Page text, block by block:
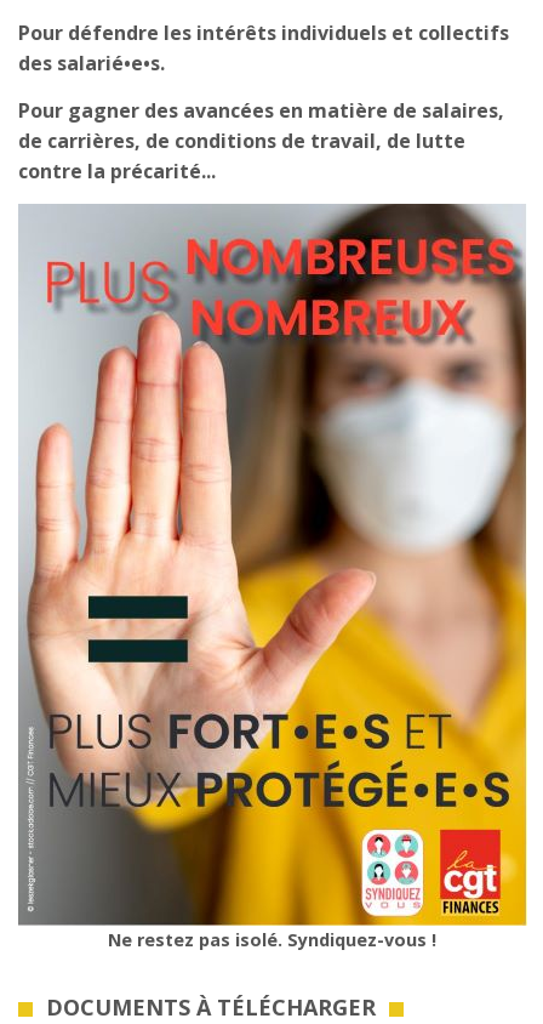
Pour défendre les intérêts individuels et collectifs
des salarié•e•s.
Pour gagner des avancées en matière de salaires,
de carrières, de conditions de travail, de lutte
contre la précarité...
Ne restez pas isolé. Syndiquez-vous !
DOCUMENTS À TÉLÉCHARGER